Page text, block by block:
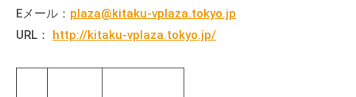
。
様
な
Eメール： plaza@kitaku-vplaza.tokyo.jp
URL： http://kitaku-vplaza.tokyo.jp/